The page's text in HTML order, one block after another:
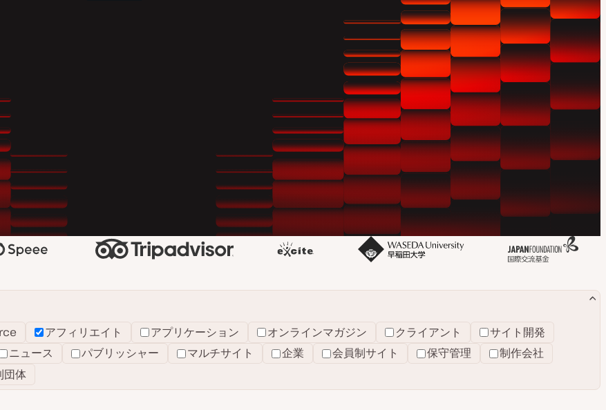
アフィリエイト アプリケーション オンラインマガジン クライアント
サイト開発
ニュース パブリッシャー マルチサイト 企業 会員制サイト 保守管理
制作会社
団体